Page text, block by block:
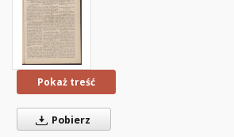
Pokaż treść
Pobierz